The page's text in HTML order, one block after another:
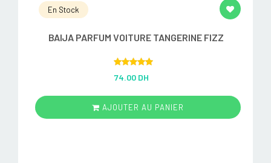
En Stock
BAIJA PARFUM VOITURE TANGERINE FIZZ
out of 5
74.00 DH
AJOUTER AU PANIER